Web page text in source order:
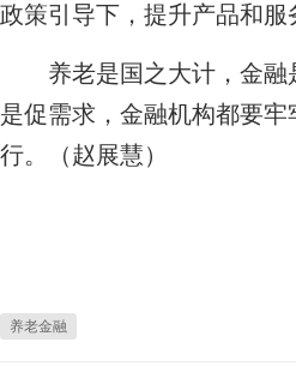
政策引导下，提升产品和
养老是国之大计，金融
是促需求，金融机构都要
行。（赵展慧）
养老金融